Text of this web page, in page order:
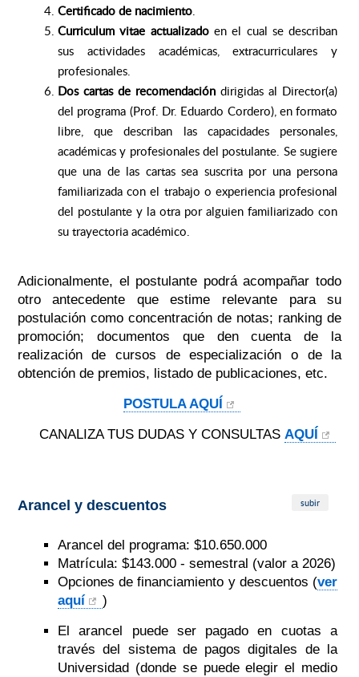
Certificado de nacimiento.
Curriculum vitae actualizadoen el cual se describan
sus actividades académicas, extracurriculares y
profesionales.
Dos cartas de recomendación dirigidas al Director(a)
del programa (Prof. Dr. Eduardo Cordero), en formato
libre, que describan las capacidades personales,
académicas y profesionales del postulante. Se sugiere
que una de las cartas sea suscrita por una persona
familiarizada con el trabajo o experiencia profesional
del postulante y la otra por alguien familiarizado con
su trayectoria académico.
Adicionalmente, el postulante podrá acompañar todo
otro antecedente que estime relevante para su
postulación como concentración de notas; ranking de
promoción; documentos que den cuenta de la
realización de cursos de especialización o de la
obtención de premios, listado de publicaciones, etc.
POSTULA AQUÍ
CANALIZA TUS DUDAS Y CONSULTAS AQUÍ
Arancel y descuentos subir
Arancel del programa: $10.650.000
Matrícula: $143.000 - semestral (valor a 2026)
Opciones de financiamiento y descuentos (ver
aquí
)
El arancel puede ser pagado en cuotas a
través del sistema de pagos digitales de la
Universidad (donde se puede elegir el medio